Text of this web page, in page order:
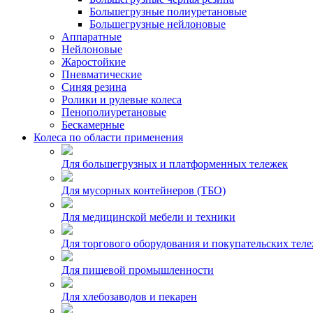
Большегрузные полиуретановые
Большегрузные нейлоновые
Аппаратные
Нейлоновые
Жаростойкие
Пневматические
Синяя резина
Ролики и рулевые колеса
Пенополиуретановые
Бескамерные
Колеса по области применения
Для большегрузных и платформенных тележек
Для мусорных контейнеров (ТБО)
Для медицинской мебели и техники
Для торгового оборудования и покупательских
Для пищевой промышленности
Для хлебозаводов и пекарен